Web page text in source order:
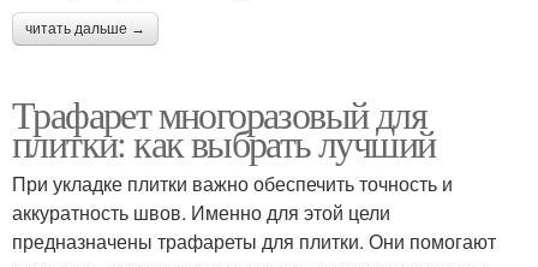
читать дальше →
Трафарет многоразовый для
плитки: как выбрать лучший
При укладке плитки важно обеспечить точность и
аккуратность швов. Именно для этой цели
предназначены трафареты для плитки. Они помогают